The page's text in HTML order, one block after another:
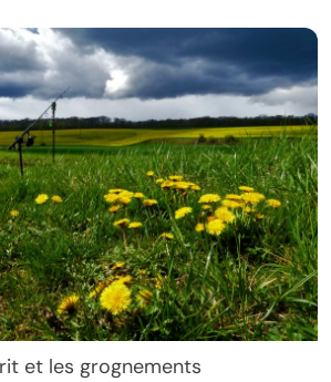
et les grognements